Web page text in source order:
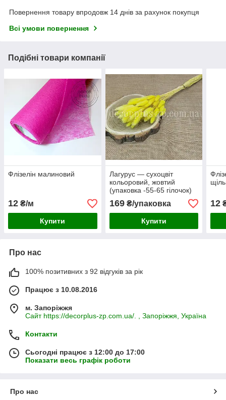
Повернення товару впродовж 14 днів за рахунок покупця
Всі умови повернення
Подібні товари компанії
Флізелін малиновий
12 ₴/м
Купити
Лагурус — сухоцвіт
кольоровий, жовтий
(упаковка -55-65 гілочок)
169₴/упаковка
Купити
12
Про нас
100% позитивних з 92 відгуків за рік
Працює з 10.08.2016
м. Запоріжжя
Сайт https://decorplus-zp.com.ua/. , Запоріжжя, Україна
Контакти
Сьогодні працює з 12:00 до 17:00
Показати весь графік роботи
Про нас